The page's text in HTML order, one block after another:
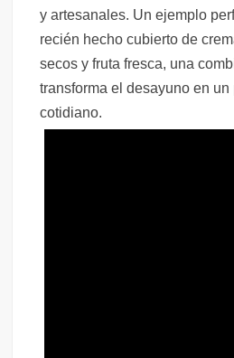
y artesanales. Un ejemplo
recién hecho cubierto de
secos y fruta fresca, una
transforma el desayuno en
cotidiano.